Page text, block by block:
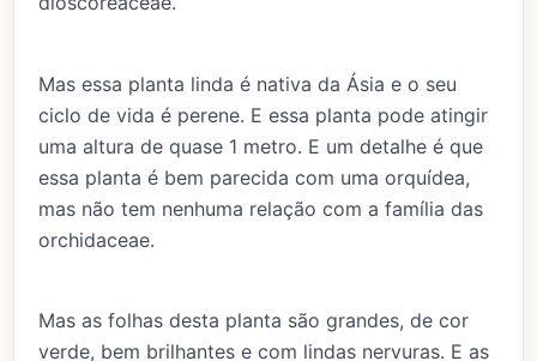
Mas essa planta linda é nativa da Ásia e o seu
ciclo de vida é perene. E essa planta pode atingir
uma altura de quase 1 metro. E um detalhe é que
essa planta é bem parecida com uma orquídea,
mas não tem nenhuma relação com a família das
orchidaceae.
Mas as folhas desta planta são grandes, de cor
verde, bem brilhantes e com lindas nervuras. E as